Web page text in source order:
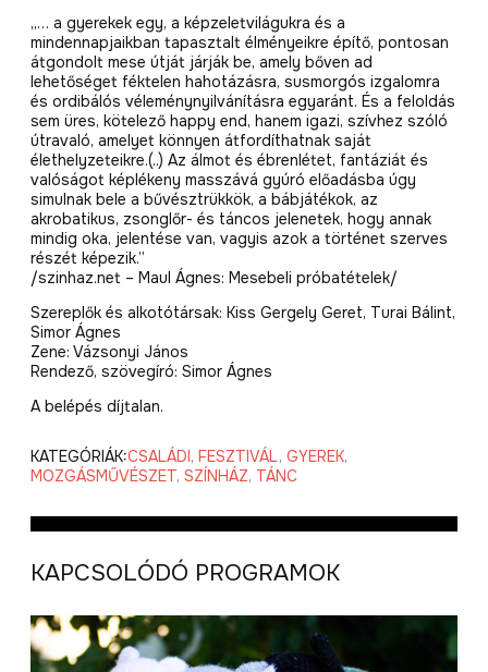
„… a gyerekek egy, a képzeletvilágukra és a
mindennapjaikban tapasztalt élményeikre építő, pontosan
átgondolt mese útját járják be, amely bőven ad
lehetőséget féktelen hahotázásra, susmorgós izgalomra
és ordibálós véleménynyilvánításra egyaránt. És a feloldás
sem üres, kötelező happy end, hanem igazi, szívhez szóló
útravaló, amelyet könnyen átfordíthatnak saját
élethelyzeteikre.(..) Az álmot és ébrenlétet, fantáziát és
valóságot képlékeny masszává gyúró előadásba úgy
simulnak bele a bűvésztrükkök, a bábjátékok, az
akrobatikus, zsonglőr- és táncos jelenetek, hogy annak
mindig oka, jelentése van, vagyis azok a történet szerves
részét képezik.”
/szinhaz.net – Maul Ágnes: Mesebeli próbatételek/
Szereplők és alkotótársak: Kiss Gergely Geret, Turai Bálint,
Simor Ágnes
Zene: Vázsonyi János
Rendező, szövegíró: Simor Ágnes
A belépés díjtalan.
KATEGÓRIÁK:CSALÁDI, FESZTIVÁL, GYEREK,
MOZGÁSMŰVÉSZET, SZÍNHÁZ, TÁNC
KAPCSOLÓDÓ PROGRAMOK